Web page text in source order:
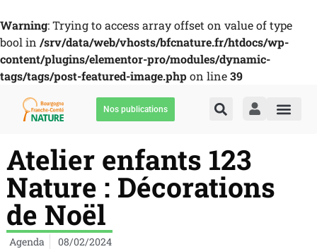
Warning: Trying to access array offset on value of type
bool in /srv/data/web/vhosts/bfcnature.fr/htdocs/wp-
content/plugins/elementor-pro/modules/dynamic-
tags/tags/post-featured-image.phpon line39
Nos publications
Atelier enfants 123
Nature : Décorations
de Noël
Agenda 08/02/2024